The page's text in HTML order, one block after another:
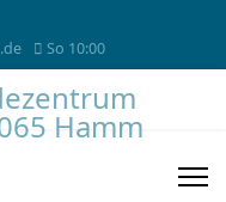
So 10:00